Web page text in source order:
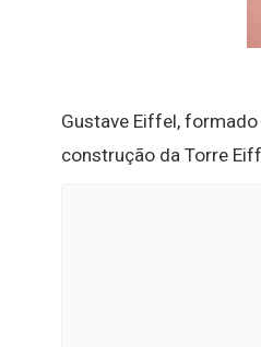
Gustave Eiffel,
construção da Torre